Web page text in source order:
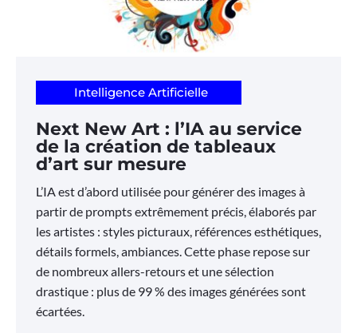
Intelligence Artificielle
Next New Art : l’IA au service
de la création de tableaux
d’art sur mesure
L’IA est d’abord utilisée pour générer des images à
partir de prompts extrêmement précis, élaborés par
les artistes : styles picturaux, références esthétiques,
détails formels, ambiances. Cette phase repose sur
de nombreux allers-retours et une sélection
drastique : plus de 99 % des images générées sont
écartées.